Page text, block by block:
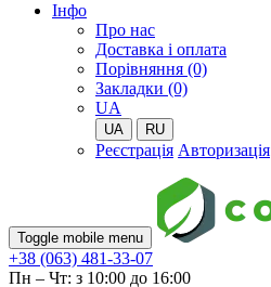
Iнфо
Про нас
Доставка і оплата
Порівняння (0)
Закладки (0)
UA
UA RU
Реєстрація Авторизація
Toggle mobile menu
+38 (063) 481-33-07
Пн – Чт: з 10:00 до 16:00